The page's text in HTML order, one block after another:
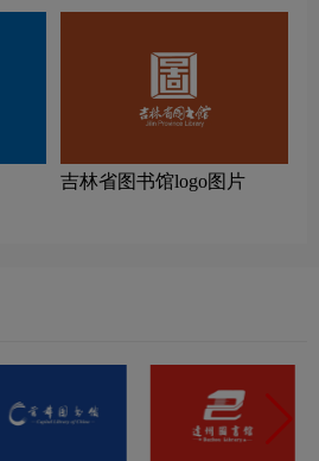
吉林省图书馆logo图片